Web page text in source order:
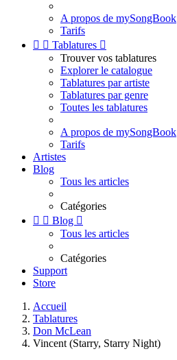
A propos de mySongBook
Tarifs
  Tablatures 
Trouver vos tablatures
Explorer le catalogue
Tablatures par artiste
Tablatures par genre
Toutes les tablatures
A propos de mySongBook
Tarifs
Artistes
Blog
Tous les articles
Catégories
  Blog 
Tous les articles
Catégories
Support
Store
Accueil
Tablatures
Don McLean
Vincent (Starry, Starry Night)